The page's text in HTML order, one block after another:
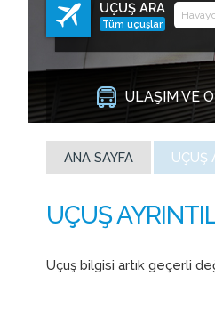
UÇUŞ ARA
Tüm uçuşlar
ULAŞIM VE
ANA SAYFA UÇUŞ
Uçuş bilgisi artık geçerli